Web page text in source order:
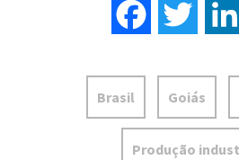
Facebook Twitter
Brasil Goiás
Produção